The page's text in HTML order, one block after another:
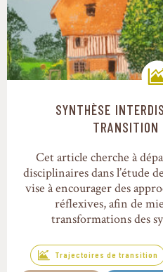
Trajectoires
SYNTHÈSE
TRANSITION
Cet article cherche à
disciplinaires dans l’étude
vise à encourager des
réflexives, afin de
transformations des
Trajectoires de transition